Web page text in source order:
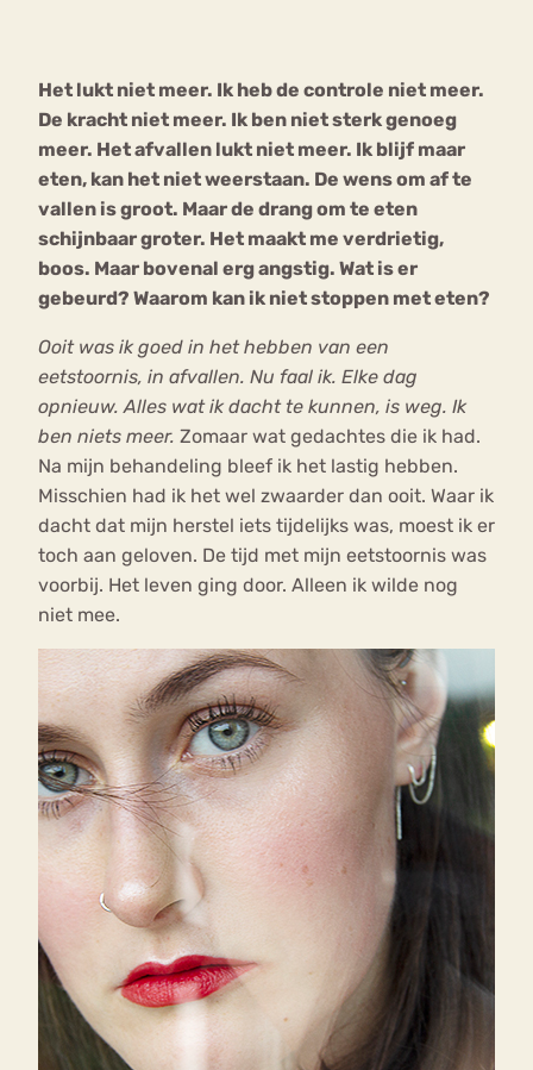
Het lukt niet meer. Ik heb de controle niet meer.
De kracht niet meer. Ik ben niet sterk genoeg
meer. Het afvallen lukt niet meer. Ik blijf maar
eten, kan het niet weerstaan. De wens om af te
vallen is groot. Maar de drang om te eten
schijnbaar groter. Het maakt me verdrietig,
boos. Maar bovenal erg angstig. Wat is er
gebeurd? Waarom kan ik niet stoppen met eten?
Ooit was ik goed in het hebben van een
eetstoornis, in afvallen. Nu faal ik. Elke dag
opnieuw. Alles wat ik dacht te kunnen, is weg. Ik
ben niets meer. Zomaar wat gedachtes die ik had.
Na mijn behandeling bleef ik het lastig hebben.
Misschien had ik het wel zwaarder dan ooit. Waar ik
dacht dat mijn herstel iets tijdelijks was, moest ik er
toch aan geloven. De tijd met mijn eetstoornis was
voorbij. Het leven ging door. Alleen ik wilde nog
niet mee.
Chat
Forum
mia
Nerv
osa
Eetstoornis Anorexia Nervosa
Eetbuien Piekeren Sport
Trauma
Orthorexia
Afvallen Angst